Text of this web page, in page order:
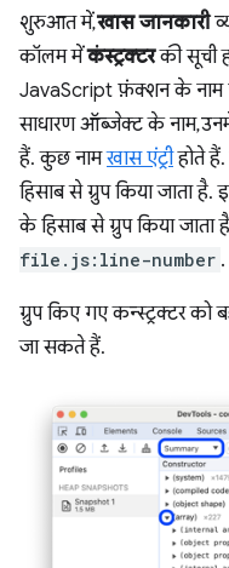
शुरुआत में,खास जानकारी
कॉलम मेंकंस्ट्रक्टरकी सूची
JavaScript फ़ंक्शन के नाम
साधारण ऑब्जेक्ट के नाम,
हैं. कुछ नामखास एंट्रीहोते
हिसाब से ग्रुप किया जाता
के हिसाब से ग्रुप किया जाता
file.js:line-number .
ग्रुप किए गए कन्स्ट्रक्टर
जा सकते हैं.